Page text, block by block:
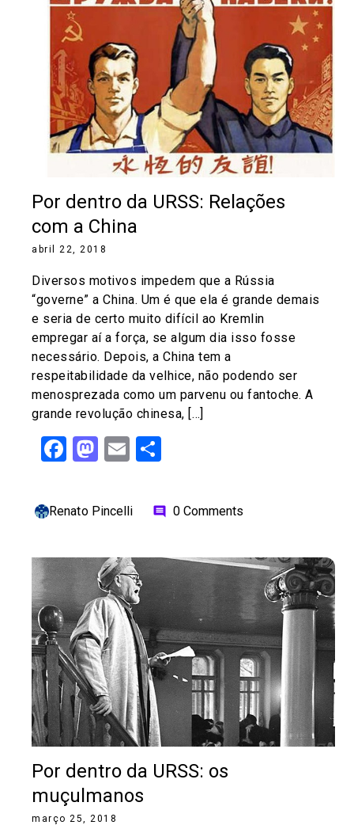
Por dentro da URSS: Relações
com a China
abril 22, 2018
Diversos motivos impedem que a Rússia
“governe” a China. Um é que ela é grande demais
e seria de certo muito difícil ao Kremlin
empregar aí a força, se algum dia isso fosse
necessário. Depois, a China tem a
respeitabilidade da velhice, não podendo ser
menosprezada como um parvenu ou fantoche. A
grande revolução chinesa, […]
Facebook
Mastodon
Email
Renato Pincelli comment 0 Comments
Por dentro da URSS: os
muçulmanos
março 25, 2018